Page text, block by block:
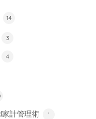
14
3
4
家計管理術 1